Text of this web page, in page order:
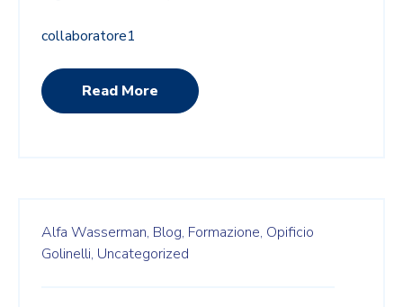
collaboratore1
Read More
Alfa Wasserman, Blog, Formazione, Opificio
Golinelli, Uncategorized